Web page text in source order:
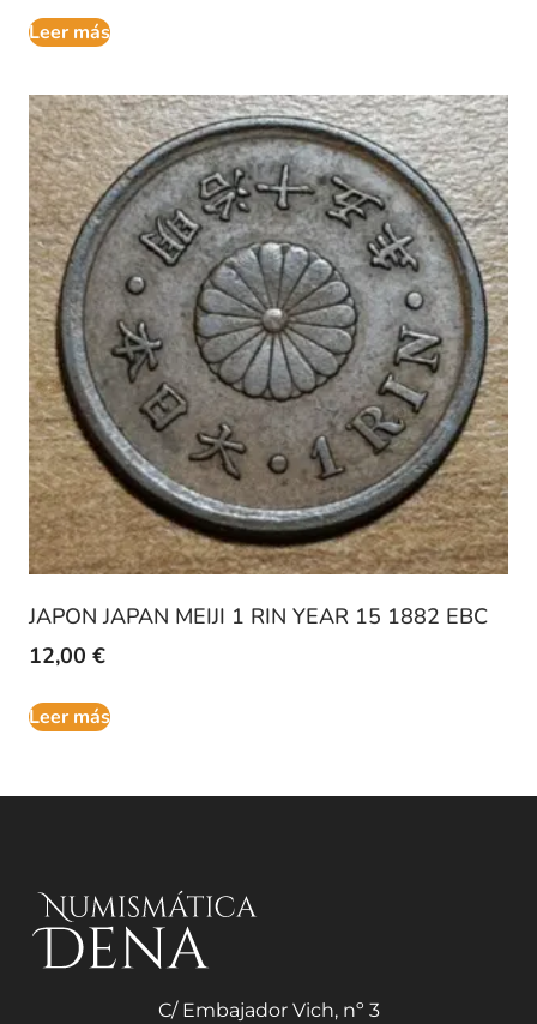
Leer más
JAPON JAPAN MEIJI 1 RIN YEAR 15 1882 EBC
12,00 €
Leer más
C/ Embajador Vich, nº 3